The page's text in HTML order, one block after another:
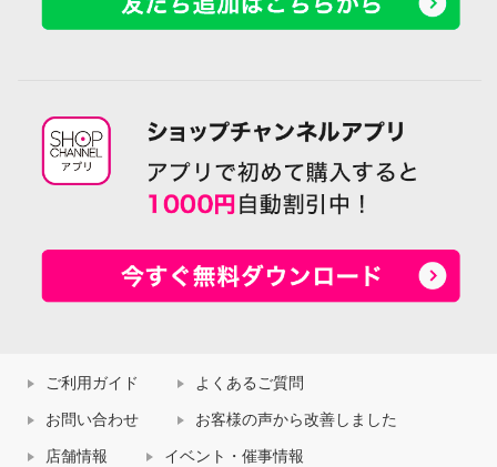
ご利用ガイド よくあるご質問
お問い合わせ お客様の声から改善しました
店舗情報 イベント・催事情報